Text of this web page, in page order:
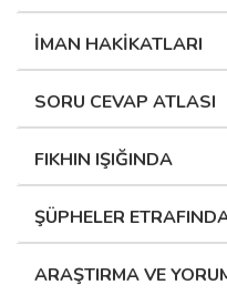
İMAN HAKİKATLARI
SORU CEVAP ATLASI
FIKHIN IŞIĞINDA
ŞÜPHELER
ARAŞTIRMA VE